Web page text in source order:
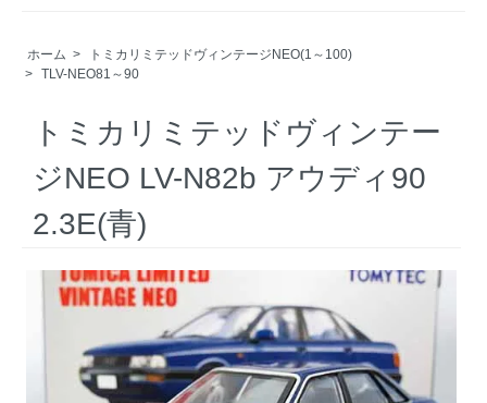
ホーム >
トミカリミテッドヴィンテージNEO(1～100)
> TLV-NEO81～90
トミカリミテッドヴィンテー
ジNEO LV-N82b アウディ90
2.3E(青)